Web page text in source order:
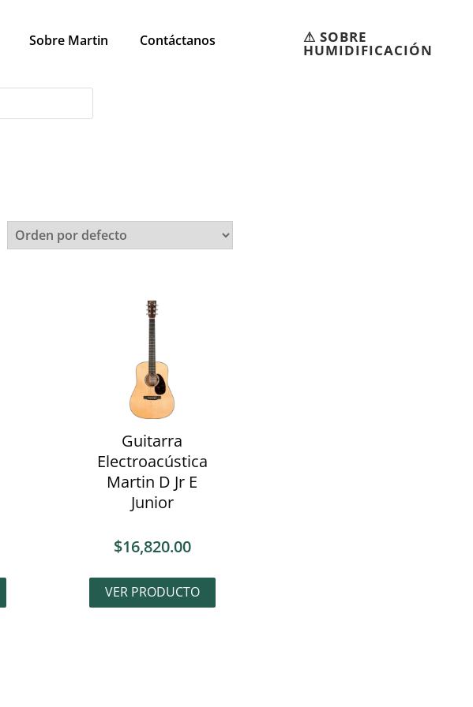
Sobre Martin Contáctanos ⚠︎ SOBRE
HUMIDIFICACIÓN
Guitarra
Electroacústica
Martin D Jr E
Junior
$16,820.00
VER PRODUCTO